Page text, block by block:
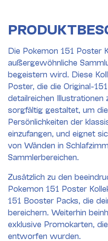
Die Pokemon 151 Poster
außergewöhnliche
begeistern wird. Diese
Poster, die die Original-
detailreichen
sorgfältig gestaltet, um
Persönlichkeiten der
einzufangen, und eignet
von Wänden in
Sammlerbereichen.
Zusätzlich zu den
Pokemon 151 Poster
151 Booster Packs, die
bereichern. Weiterhin
exklusive Promokarten,
entworfen wurden.